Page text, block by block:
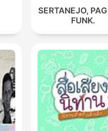
SERTANEJO,
FUNK.